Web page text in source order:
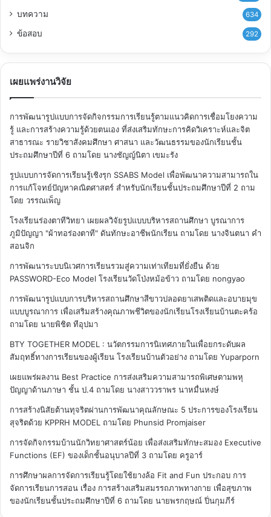
บทความ 634
ข้อสอบ 292
เผยแพร่งานวิจัย
การพัฒนารูปแบบการจัดกิจกรรมการเรียนรู้ตามแนวคิดการเชื่อมโยงความ
รู้ และการสร้างความรู้ด้วยตนเอง ที่ส่งเสริมทักษะการคิดวิเคราะห์และจิต
สาธารณะ รายวิชาสังคมศึกษา ศาสนา และวัฒนธรรมของนักเรียนชั้น
ประถมศึกษาปีที่ 6 ถามโดย นางชัญญ์นิตา เขมะรัง
รูปแบบการจัดการเรียนรู้เชิงรุก SSABS Model เพื่อพัฒนาความสามารถใน
การแก้โจทย์ปัญหาคณิตศาสตร์ สำหรับนักเรียนชั้นประถมศึกษาปีที่ 2 ถาม
โดย วรรณเพ็ญ
โรงเรียนร่องตาทีวิทยา เผยผลวิจัยรูปแบบบริหารสถานศึกษา บูรณาการ
ภูมิปัญญา "ผ้าทอร่องตาที" ดันทักษะอาชีพนักเรียน ถามโดย นางจินตนา คำ
สอนจิก
การพัฒนาระบบนิเวศการเรียนรวมสู่ความเท่าเทียมที่ยั่งยืน ด้วย
PASSWORD-Eco Model โรงเรียนวัดโป่งหม้อข้าว ถามโดย nongyao
การพัฒนารูปแบบการบริหารสถานศึกษาสีขาวปลอดยาเสพติดและอบายมุข
แบบบูรณาการ เพื่อเสริมสร้างคุณภาพชีวิตของนักเรียนโรงเรียนบ้านตะคร้อ
ถามโดย นายพิชิต ทีอุปมา
BTY TOGETHER MODEL : นวัตกรรมการนิเทศภายในเพื่อยกระดับผล
สัมฤทธิ์ทางการเรียนของผู้เรียน โรงเรียนบ้านตัวอย่าง ถามโดย Yuparporn
เผยแพร่ผลงาน Best Practice การส่งเสริมความสามารถพิเศษตามพหุ
ปัญญาด้านภาษา ชั้น ป.4 ถามโดย นางสาววราพร นาหมื่นหงษ์
การสร้างนิสัยต้านทุจริตผ่านการพัฒนาคุณลักษณะ 5 ประการของโรงเรียน
สุจริตด้วย KPPRH MODEL ถามโดย Phunsid Promjaiser
การจัดกิจกรรมบ้านนักวิทยาศาสตร์น้อย เพื่อส่งเสริมทักษะสมอง Executive
Functions (EF) ของเด็กชั้นอนุบาลปีที่ 3 ถามโดย ครูอาร์
การศึกษาผลการจัดการเรียนรู้โดยใช้ยางล้อ Fit and Fun ประกอบ การ
จัดการเรียนการสอน เรื่อง การสร้างเสริมสมรรถภาพทางกาย เพื่อสุขภาพ
ของนักเรียนชั้นประถมศึกษาปีที่ 6 ถามโดย นายพรกฤษณ์ ปิ่นกุมภีร์